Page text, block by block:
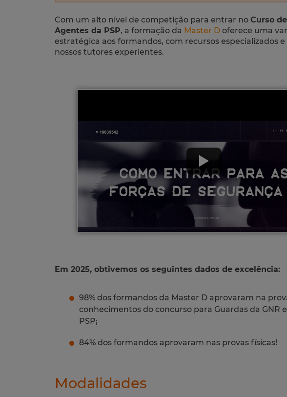
Com um alto nível de competição para entrar no Curso
Agentes da PSP, a formação da Master D oferece uma
estratégica aos formandos, com recursos especializados
nossos tutores experientes.
Em 2025, obtivemos os seguintes dados de excelência:
98% dos formandos da Master D aprovaram na
conhecimentos do concurso para Guardas da GNR
PSP;
84% dos formandos aprovaram nas provas físicas!
Modalidades